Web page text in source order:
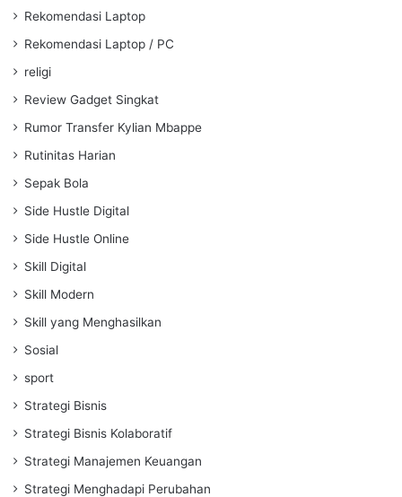
Rekomendasi Laptop
Rekomendasi Laptop / PC
religi
Review Gadget Singkat
Rumor Transfer Kylian Mbappe
Rutinitas Harian
Sepak Bola
Side Hustle Digital
Side Hustle Online
Skill Digital
Skill Modern
Skill yang Menghasilkan
Sosial
sport
Strategi Bisnis
Strategi Bisnis Kolaboratif
Strategi Manajemen Keuangan
Strategi Menghadapi Perubahan